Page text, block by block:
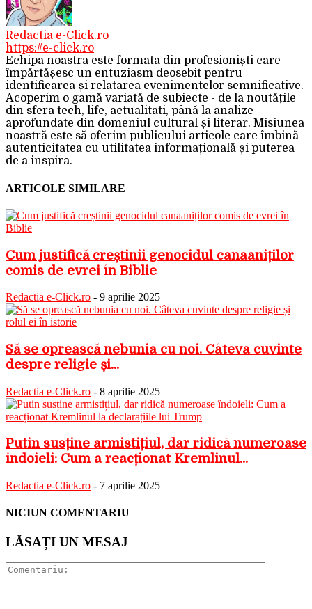
Redactia e-Click.ro
https://e-click.ro
Echipa noastra este formata din profesioniști care
împărtășesc un entuziasm deosebit pentru
identificarea și relatarea evenimentelor semnificative.
Acoperim o gamă variată de subiecte - de la noutățile
din sfera tech, life, actualitati, până la analize
aprofundate din domeniul cultural și literar. Misiunea
noastră este să oferim publicului articole care îmbină
autenticitatea cu utilitatea informațională și puterea
de a inspira.
ARTICOLE SIMILARE
Cum justifică creștinii genocidul canaaniților
comis de evrei în Biblie
Redactia e-Click.ro - 9 aprilie 2025
Să se oprească nebunia cu noi. Câteva cuvinte
despre religie și...
Redactia e-Click.ro - 8 aprilie 2025
Putin susține armistițiul, dar ridică numeroase
îndoieli: Cum a reacționat Kremlinul...
Redactia e-Click.ro - 7 aprilie 2025
NICIUN COMENTARIU
LĂSAȚI UN MESAJ